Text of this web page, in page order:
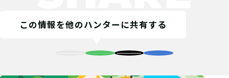
この情報を他のハンターに共有する